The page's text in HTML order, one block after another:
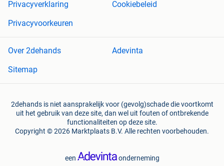
Privacyverklaring
Cookiebeleid
Privacyvoorkeuren
Over 2dehands
Adevinta
Sitemap
2dehands is niet aansprakelijk voor (gevolg)schade die voortkomt
uit het gebruik van deze site, dan wel uit fouten of ontbrekende
functionaliteiten op deze site.
Copyright © 2026 Marktplaats B.V. Alle rechten voorbehouden.
een onderneming